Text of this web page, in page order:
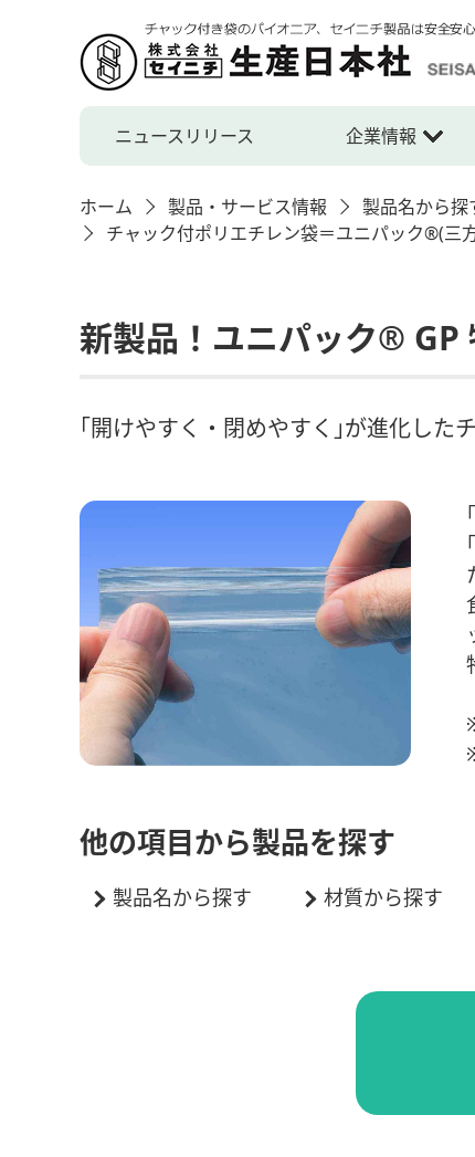
ニュースリリース 企業情報
ホーム 製品・サービス情報 製品名から探
チャック付ポリエチレン袋＝ユニパック®(三
新製品！ユニパック® GP
｢開けやすく・閉めやすく｣が進化した
他の項目から製品を探す
製品名から探す 材質から探す